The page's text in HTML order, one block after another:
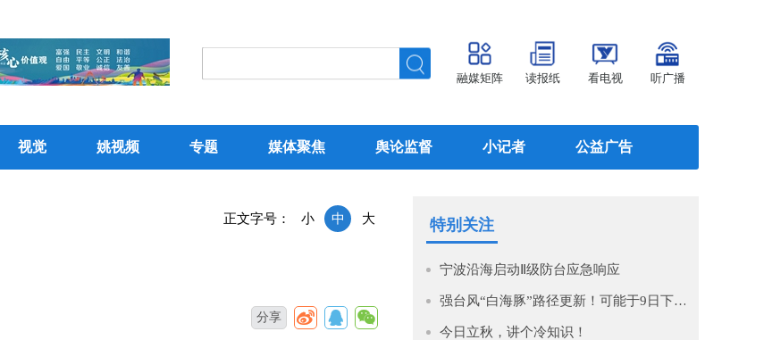
融媒矩阵 读报纸 看电视 听广播
视觉 姚视频 专题 媒体聚焦 舆论监督 小记者 公益广告
正文字号： 小 中 大
分享
特别关注
宁波沿海启动Ⅱ级防台应急响应
强台风“白海豚”路径更新！可能于9日下午至10日早晨在浙江到福建北部沿海地区登陆！
今日立秋，讲个冷知识！